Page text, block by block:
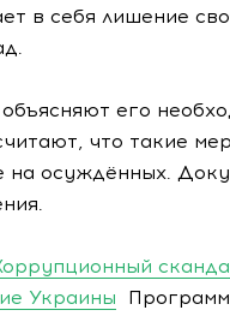
в себя лишение
его
что такие
на осуждённых.
Украины